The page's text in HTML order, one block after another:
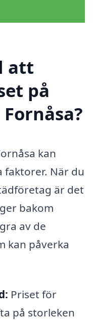
att
på
kan
faktorer. När du
är det
bakom
av de
kan påverka
Priset för
på storleken